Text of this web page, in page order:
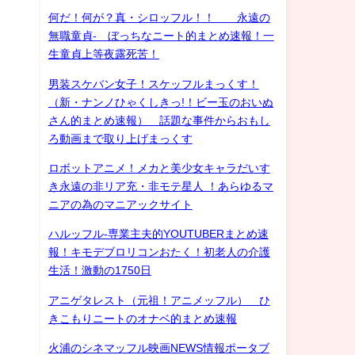
何だ！何が？真・シロッフル！！ 永遠の
無職童貞- ぼっちなニート的まとめ速報！一
生童貞上等夜露死苦！
男装スケバン女子！スケッフルまっくす！
（新・ナンノひゃくしきっ!！ビー玉のおいぬ
さん的まとめ速報） 話題な事件からおもし
ろ動画まで取り上げまっくす
ロボットアニメ！メカと美少女キャラだいす
き永遠の非リア充・非モテ星人 ！あらゆるマ
ニアの為のマニアックサイト
ハルッフル-専業主夫的YOUTUBERまとめ速
報！キモデブロリコンおたく！初老人の介護
生活！激動の1750日
アニゲタレスト（元祖！アニメッフル） ひ
きこもりニートのオナベ的まとめ速報
火浦のシネマッフル映画NEWS情報ポータブ